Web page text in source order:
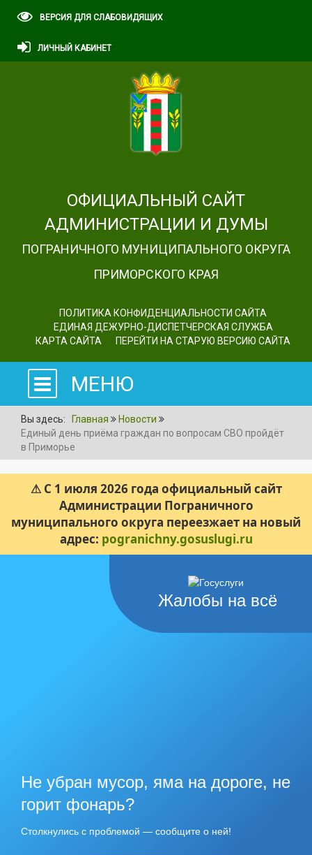
ВЕРСИЯ ДЛЯ СЛАБОВИДЯЩИХ
ЛИЧНЫЙ КАБИНЕТ
ОФИЦИАЛЬНЫЙ САЙТ
АДМИНИСТРАЦИИ И ДУМЫ
ПОГРАНИЧНОГО МУНИЦИПАЛЬНОГО ОКРУГА
ПРИМОРСКОГО КРАЯ
ПОЛИТИКА КОНФИДЕНЦИАЛЬНОСТИ САЙТА
ЕДИНАЯ ДЕЖУРНО-ДИСПЕТЧЕРСКАЯ СЛУЖБА
КАРТА САЙТА
ПЕРЕЙТИ НА СТАРУЮ ВЕРСИЮ САЙТА
МЕНЮ
Вы здесь: Главная
Новости
Единый день приёма граждан по вопросам СВО пройдёт
в Приморье
⚠ С 1 июля 2026 года официальный сайт
Администрации Пограничного
муниципального округа переезжает на новый
адрес: pogranichny.gosuslugi.ru
Жалобы на всё
Не убран мусор, яма на дороге, не
горит фонарь?
Столкнулись с проблемой — сообщите о ней!